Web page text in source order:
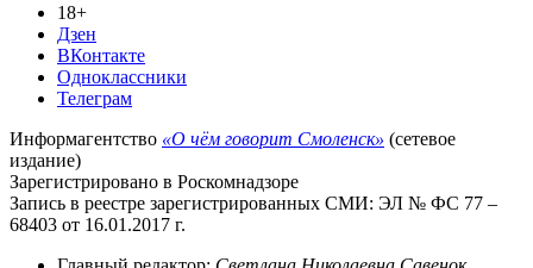
18+
Дзен
ВКонтакте
Одноклассники
Телеграм
Информагентство «О чём говорит Смоленск» (сетевое
издание)
Зарегистрировано в Роскомнадзоре
Запись в реестре зарегистрированных СМИ: ЭЛ № ФС 77 –
68403 от 16.01.2017 г.